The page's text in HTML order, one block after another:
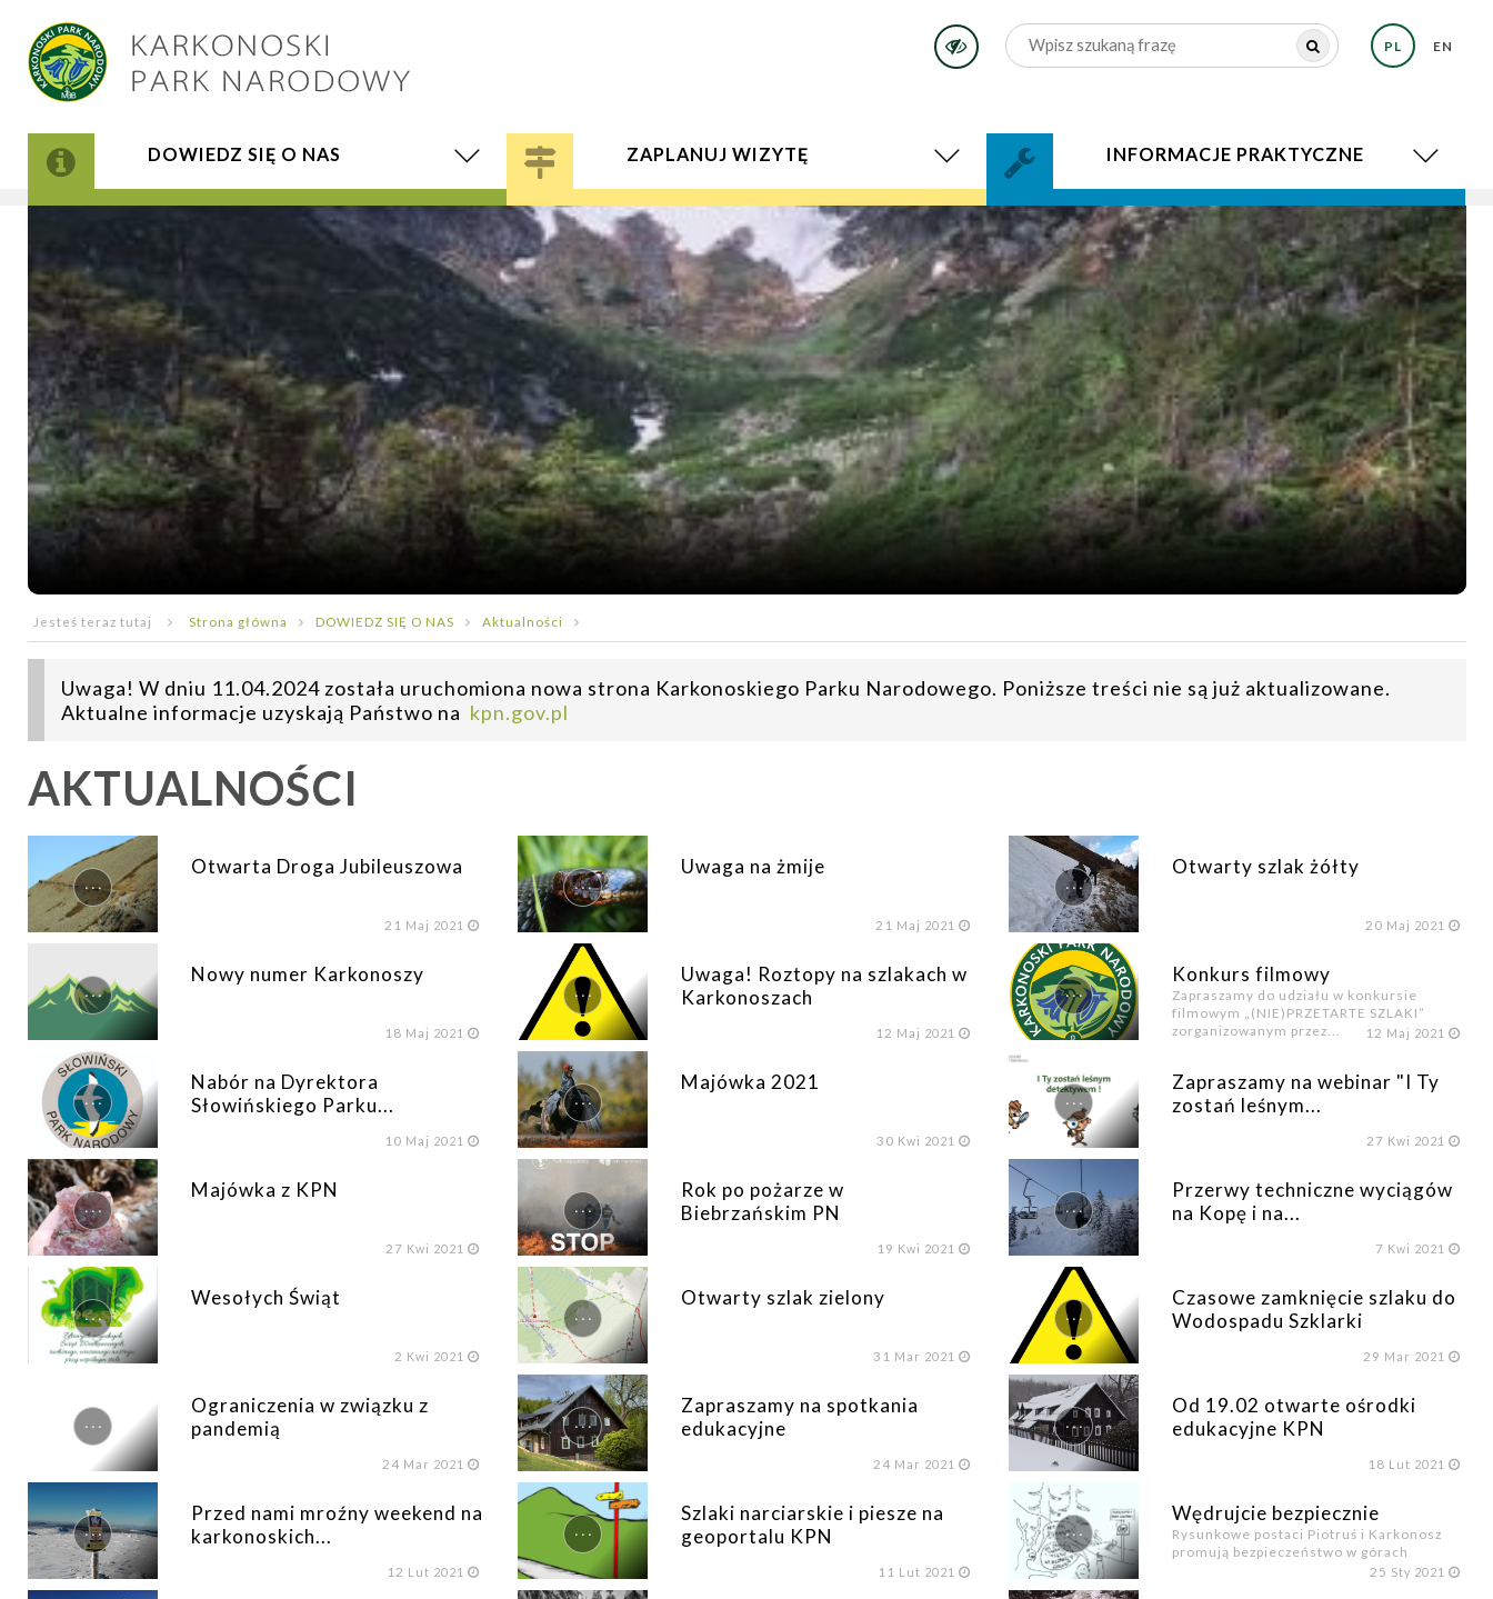
PL EN
DOWIEDZ SIĘ O NAS ZAPLANUJ WIZYTĘ INFORMACJE PRAKTYCZNE
Jesteś teraz tutaj Strona główna DOWIEDZ SIĘ O NAS Aktualności
Uwaga! W dniu 11.04.2024 została uruchomiona nowa strona Karkonoskiego Parku Narodowego. Poniższe treści nie są już aktualizowane.
Aktualne informacje uzyskają Państwo na kpn.gov.pl
AKTUALNOŚCI
... Otwarta Droga Jubileuszowa
21 Maj 2021
... Uwaga na żmije
21 Maj 2021
... Otwarty szlak żółty
20 Maj 2021
... Nowy numer Karkonoszy
18 Maj 2021
...
Uwaga! Roztopy na szlakach w
Karkonoszach
12 Maj 2021
... Konkurs filmowy
Zapraszamy do udziału w konkursie
filmowym „(NIE)PRZETARTE SZLAKI”
zorganizowanym przez...
12 Maj 2021
...
Nabór na Dyrektora
Słowińskiego Parku...
10 Maj 2021
... Majówka 2021
30 Kwi 2021
...
Zapraszamy na webinar "I Ty
zostań leśnym...
27 Kwi 2021
... Majówka z KPN
27 Kwi 2021
...
Rok po pożarze w
Biebrzańskim PN
19 Kwi 2021
...
Przerwy techniczne wyciągów
na Kopę i na...
7 Kwi 2021
... Wesołych Świąt
2 Kwi 2021
... Otwarty szlak zielony
31 Mar 2021
...
Czasowe zamknięcie szlaku do
Wodospadu Szklarki
29 Mar 2021
...
Ograniczenia w związku z
pandemią
24 Mar 2021
...
Zapraszamy na spotkania
edukacyjne
24 Mar 2021
...
Od 19.02 otwarte ośrodki
edukacyjne KPN
18 Lut 2021
...
Przed nami mroźny weekend na
karkonoskich...
12 Lut 2021
...
Szlaki narciarskie i piesze na
geoportalu KPN
11 Lut 2021
... Wędrujcie bezpiecznie
Rysunkowe postaci Piotruś i Karkonosz
promują bezpieczeństwo w górach
25 Sty 2021